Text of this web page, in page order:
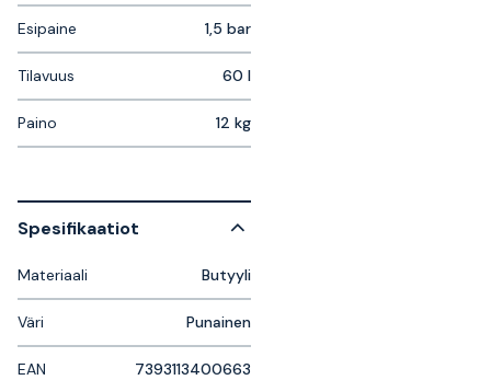
Esipaine 1,5 bar
Tilavuus 60 l
Paino 12 kg
Spesifikaatiot
Materiaali Butyyli
Väri Punainen
EAN 7393113400663